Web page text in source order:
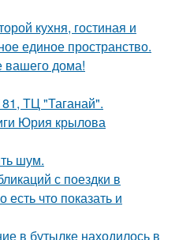
кухня, гостиная и
единое пространство.
вашего дома!
ТЦ "Таганай".
Юрия крылова
шум.
с поездки в
есть что показать и
в бутылке находилось в